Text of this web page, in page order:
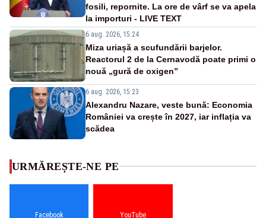
fosili, repornite. La ore de vârf se va apela
la importuri - LIVE TEXT
6 aug. 2026, 15:24
Miza uriașă a scufundării barjelor.
Reactorul 2 de la Cernavodă poate primi o
nouă „gură de oxigen”
6 aug. 2026, 15:23
Alexandru Nazare, veste bună: Economia
României va crește în 2027, iar inflația va
scădea
URMĂREȘTE-NE PE
Facebook YouTube